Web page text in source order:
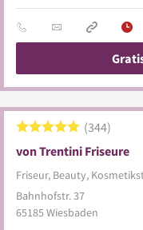
von Trentini Friseure
Friseur, Beauty,
344
Bahnhofstr. 37
65185Wiesbaden